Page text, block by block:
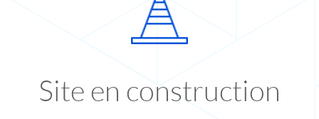
Site en construction